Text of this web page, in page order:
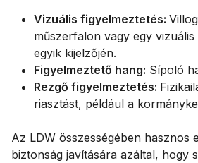
Vizuális figyelmeztetés:
műszerfalon vagy egy
egyik kijelzőjén.
Figyelmeztető hang: Sípoló
Rezgő figyelmeztetés:
riasztást, például a
Az LDW összességében hasznos
biztonság javítására azáltal, hogy